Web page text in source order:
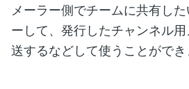
メーラー側でチームに共有し
ーして、発行したチャンネル
送するなどして使うことができ